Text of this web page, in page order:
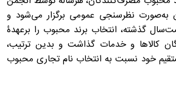
به‌صورت نظرسنجی عمومی برگزار می‌شود و
گذشته، انتخاب برند محبوب را برعهدۀ
کالاها و خدمات گذاشت و بدین ترتیب،
خود نسبت به انتخاب نام تجاری محبوب